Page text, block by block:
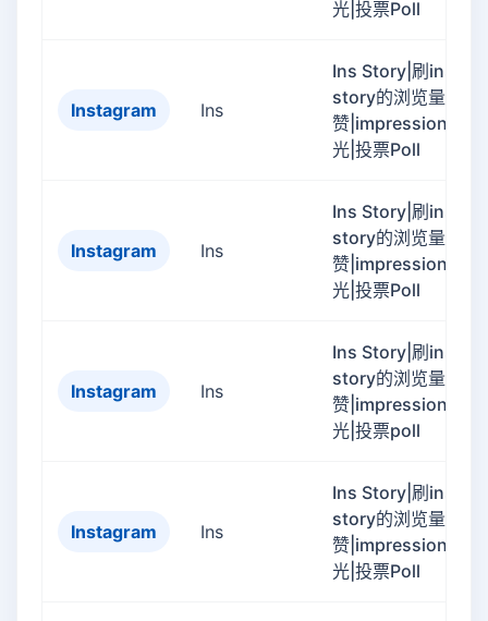
光|投票Poll
Instagram Ins
Ins Story|刷ins
story的浏览量|like
赞|impression曝
光|投票Poll
Instagram Ins
Ins Story|刷ins
story的浏览量|like
赞|impression曝
光|投票Poll
Instagram Ins
Ins Story|刷ins
story的浏览量|like
赞|impression曝
光|投票poll
Instagram Ins
Ins Story|刷ins
story的浏览量|like
赞|impression曝
光|投票Poll